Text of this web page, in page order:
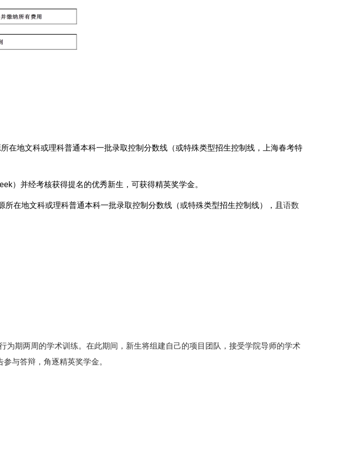
所在地文科或理科普通本科一批录取控制分数线（或特殊类型招生控制线，上海春考特
）并经考核获得提名的优秀新生，可获得精英奖学金。
所在地文科或理科普通本科一批录取控制分数线（或特殊类型招生控制线），且 语数
为期两周的学术训练。在此期间，新生将组建自己的项目团队，接受学院导师的学术
与答辩，角逐精英奖学金。